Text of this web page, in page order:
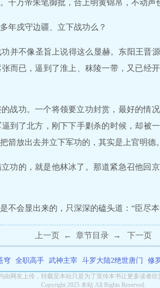
干万帝朱笔御批，合上明黄锦帛，不动声
年戍守边疆、立下战功么？
并不像圣旨上说得这么显赫。东阳王晋
而已，逼到了淮上、秣陵一带，又已经
战功。一个将领要立功封赏，最好的情
到了北方，刚下下手剿杀的时候，却被
箭放出去并立下军功的，其实是上官明德。
功的，就是他林冰了。那道紧急召他回
不会显出来的，只深深的磕头道：“臣尽
上一页 ← 章节目录 → 下一页
穹 全职高手 武神主宰 斗罗大陆2绝世唐门 修
由网友上传，转载至本站只是为了宣传本书让更多读者欣
Copyright 2025 本站 All Rights Reserved.